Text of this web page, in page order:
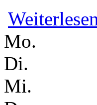
Mo.
Di.
Mi.